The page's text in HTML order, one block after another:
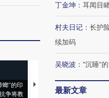
螂”的印
争将教
视线｜“入侵”还是“人道危
机”？难民潮撕裂西班牙
丁金坤 ： 耳闻目
村夫日记 ： 长护
续加码
吴晓波 ： “沉睡”
最新文章